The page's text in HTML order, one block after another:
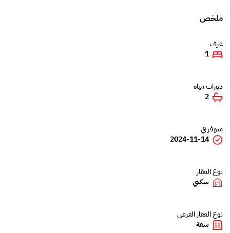
ملخص
غرف
1
دورات مياه
2
متوفر في
2024-11-14
نوع العقار
سكني
نوع العقار الفرعي
شقة